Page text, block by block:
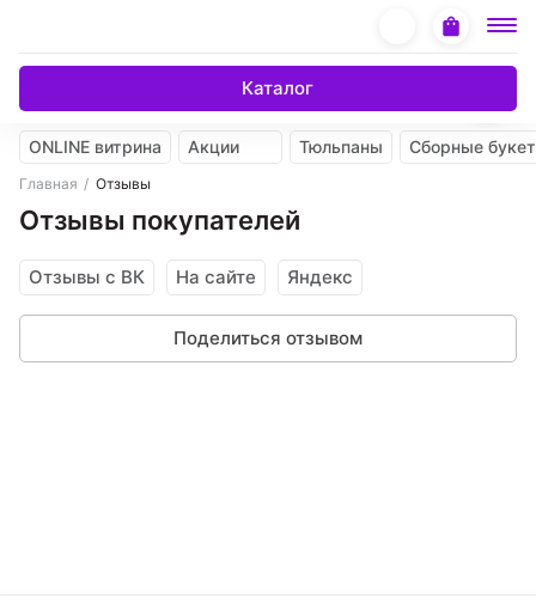
Каталог
ONLINE витрина Акции Тюльпаны Сборные
Главная Отзывы
Отзывы покупателей
Отзывы с ВК На сайте Яндекс
Поделиться отзывом